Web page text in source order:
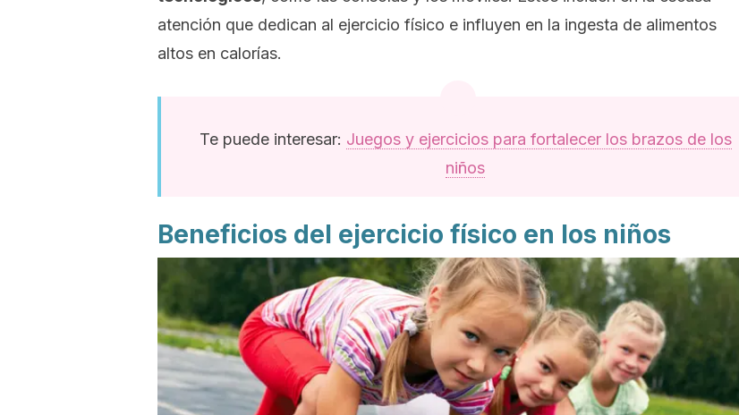
atención que dedican al ejercicio físico e influyen en la ingesta de alimentos
altos en calorías.
Te puede interesar: Juegos y ejercicios para fortalecer los brazos de los
niños
Beneficios del ejercicio físico en los niños